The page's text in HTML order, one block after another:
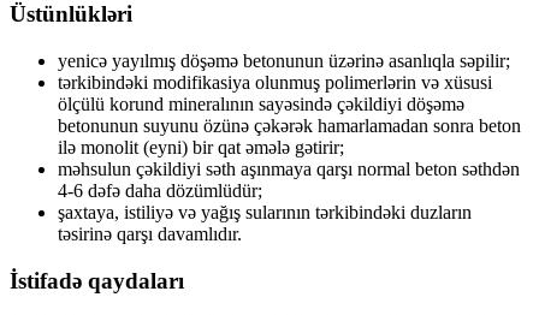
Üstünlükləri
yenicə yayılmış döşəmə betonunun üzərinə asanlıqla səpilir;
tərkibindəki modifikasiya olunmuş polimerlərin və xüsusi
ölçülü korund mineralının sayəsində çəkildiyi döşəmə
betonunun suyunu özünə çəkərək hamarlamadan sonra beton
ilə monolit (eyni) bir qat əmələ gətirir;
məhsulun çəkildiyi səth aşınmaya qarşı normal beton səthdən
4-6 dəfə daha dözümlüdür;
şaxtaya, istiliyə və yağış sularının tərkibindəki duzların
təsirinə qarşı davamlıdır.
İstifadə qaydaları